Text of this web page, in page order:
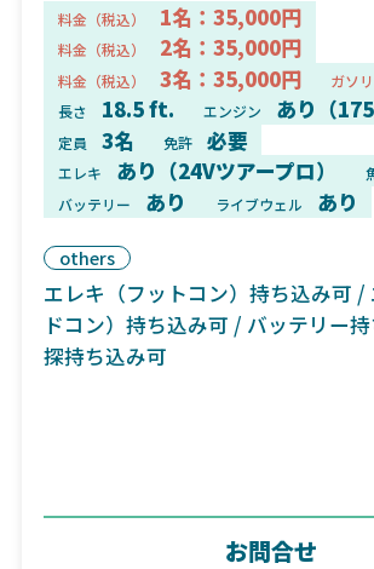
料金（税込） 1名：35,000円
料金（税込） 2名：35,000円
料金（税込） 3名：35,000円 ガソ
長さ 18.5 ft. エンジン あり（175
定員 3名 免許 必要
エレキ あり（24Vツアープロ）
バッテリー あり ライブウェル あり
others
エレキ（フットコン）持ち込み可 /
ドコン）持ち込み可 / バッテリー
探持ち込み可
お問合せ